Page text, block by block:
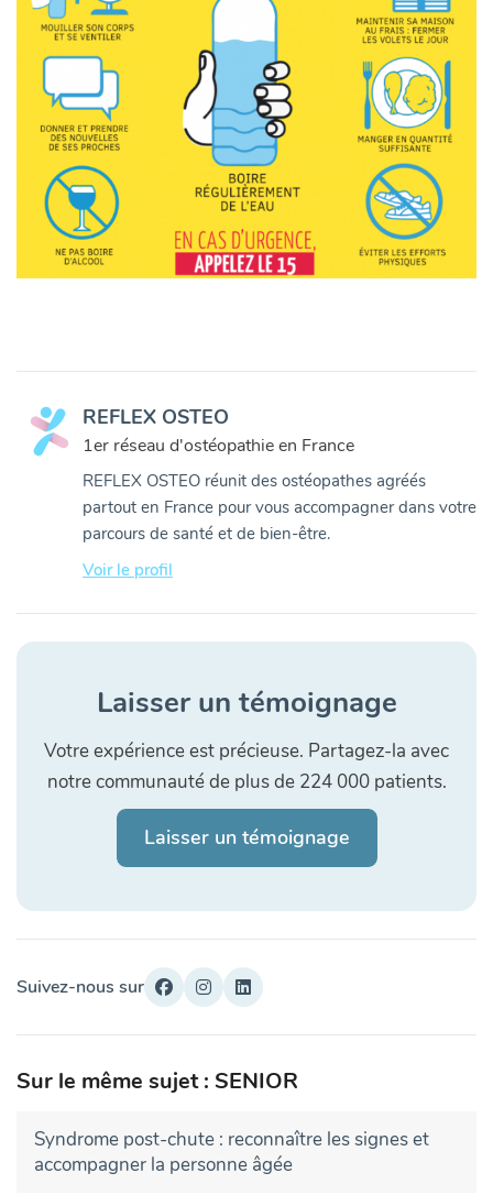
REFLEX OSTEO
1er réseau d'ostéopathie en France
REFLEX OSTEO réunit des ostéopathes agréés
partout en France pour vous accompagner dans votre
parcours de santé et de bien-être.
Voir le profil
Laisser un témoignage
Votre expérience est précieuse. Partagez-la avec
notre communauté de plus de 224 000 patients.
Laisser un témoignage
Suivez-nous sur
Sur le même sujet : SENIOR
Syndrome post-chute : reconnaître les signes et
accompagner la personne âgée